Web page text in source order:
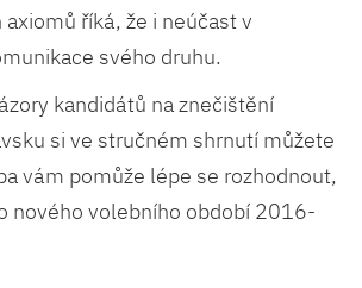
říká, že i neúčast v
svého druhu.
kandidátů na znečištění
si ve stručném shrnutí můžete
vám pomůže lépe se rozhodnout,
nového volebního období 2016-